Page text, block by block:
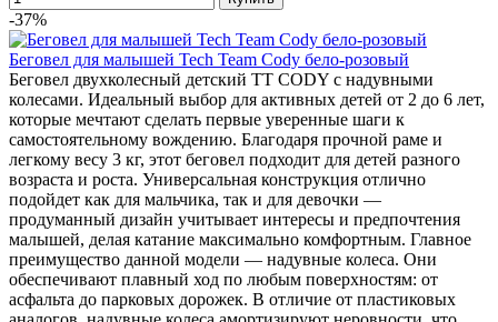
-37%
Беговел для малышей Tech Team Cody бело-розовый
Беговел двухколесный детский TT CODY с надувными
колесами. Идеальный выбор для активных детей от 2 до 6 лет,
которые мечтают сделать первые уверенные шаги к
самостоятельному вождению. Благодаря прочной раме и
легкому весу 3 кг, этот беговел подходит для детей разного
возраста и роста. Универсальная конструкция отлично
подойдет как для мальчика, так и для девочки —
продуманный дизайн учитывает интересы и предпочтения
малышей, делая катание максимально комфортным. Главное
преимущество данной модели — надувные колеса. Они
обеспечивают плавный ход по любым поверхностям: от
асфальта до парковых дорожек. В отличие от пластиковых